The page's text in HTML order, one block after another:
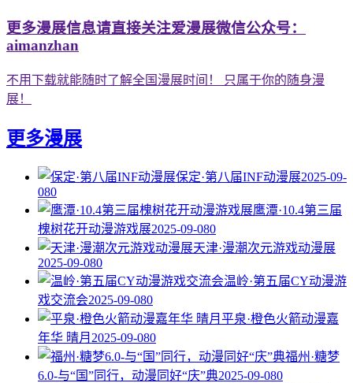
更多漫展信息请直接关注爱漫展微信公众号：
aimanzhan
不用下载就能随时了解全国漫展时间！ 只属于你的随身漫
展！
更多漫展
保定·第八届INF动漫展2025-09-
080
鹰潭·10.4第三届
槐树花开动漫游戏展2025-09-080
天津·漫潮次元游戏动漫展
2025-09-080
温岭·第五届CY动漫游
戏交流会2025-09-080
平泉·橙色火箭动漫嘉
年华 晴月 2025-09-080
福州·糖梦
6.0-与“国”同行，动漫同好“庆”典2025-09-080